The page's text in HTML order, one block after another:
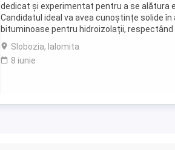
dedicat și experimentat pentru a se alătura
Candidatul ideal va avea cunoștințe solide
bituminoase pentru hidroizolații,
siguranță. **Responsabilități principale:** * ...
Slobozia, Ialomita
8 iunie